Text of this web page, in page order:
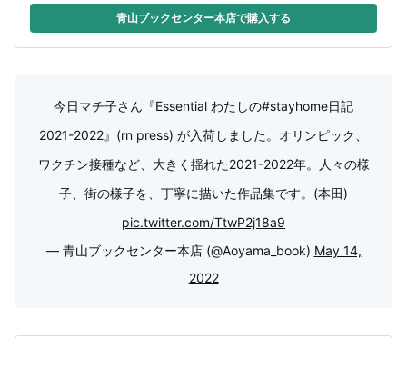
青山ブックセンター本店で購入する
今日マチ子さん『Essential わたしの#stayhome日記
2021-2022』(rn press) が入荷しました。オリンピック、
ワクチン接種など、大きく揺れた2021-2022年。人々の様
子、街の様子を、丁寧に描いた作品集です。(本田)
pic.twitter.com/TtwP2j18a9
— 青山ブックセンター本店 (@Aoyama_book) May 14,
2022